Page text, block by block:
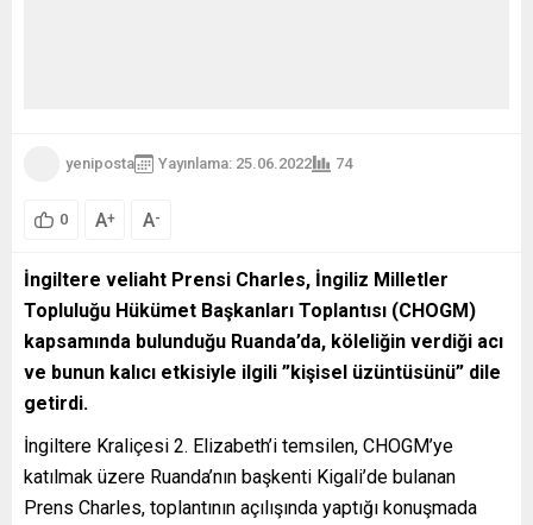
yeniposta Yayınlama: 25.06.2022 74
0 A+ A-
İngiltere veliaht Prensi Charles, İngiliz Milletler
Topluluğu Hükümet Başkanları Toplantısı (CHOGM)
kapsamında bulunduğu Ruanda’da, köleliğin verdiği acı
ve bunun kalıcı etkisiyle ilgili ”kişisel üzüntüsünü” dile
getirdi.
İngiltere Kraliçesi 2. Elizabeth’i temsilen, CHOGM’ye
katılmak üzere Ruanda’nın başkenti Kigali’de bulanan
Prens Charles, toplantının açılışında yaptığı konuşmada